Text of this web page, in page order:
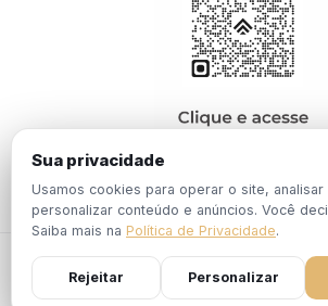
© 2026 EBPÓS. Todos os direitos
Política de
Privacidade
Termos de
Uso
Portaria Nº 1.201,
2024
Sua privacidade
Usamos cookies para operar o site,
personalizar conteúdo e anúncios. Você
Saiba mais na Política de Privacidade.
Rejeitar Personalizar